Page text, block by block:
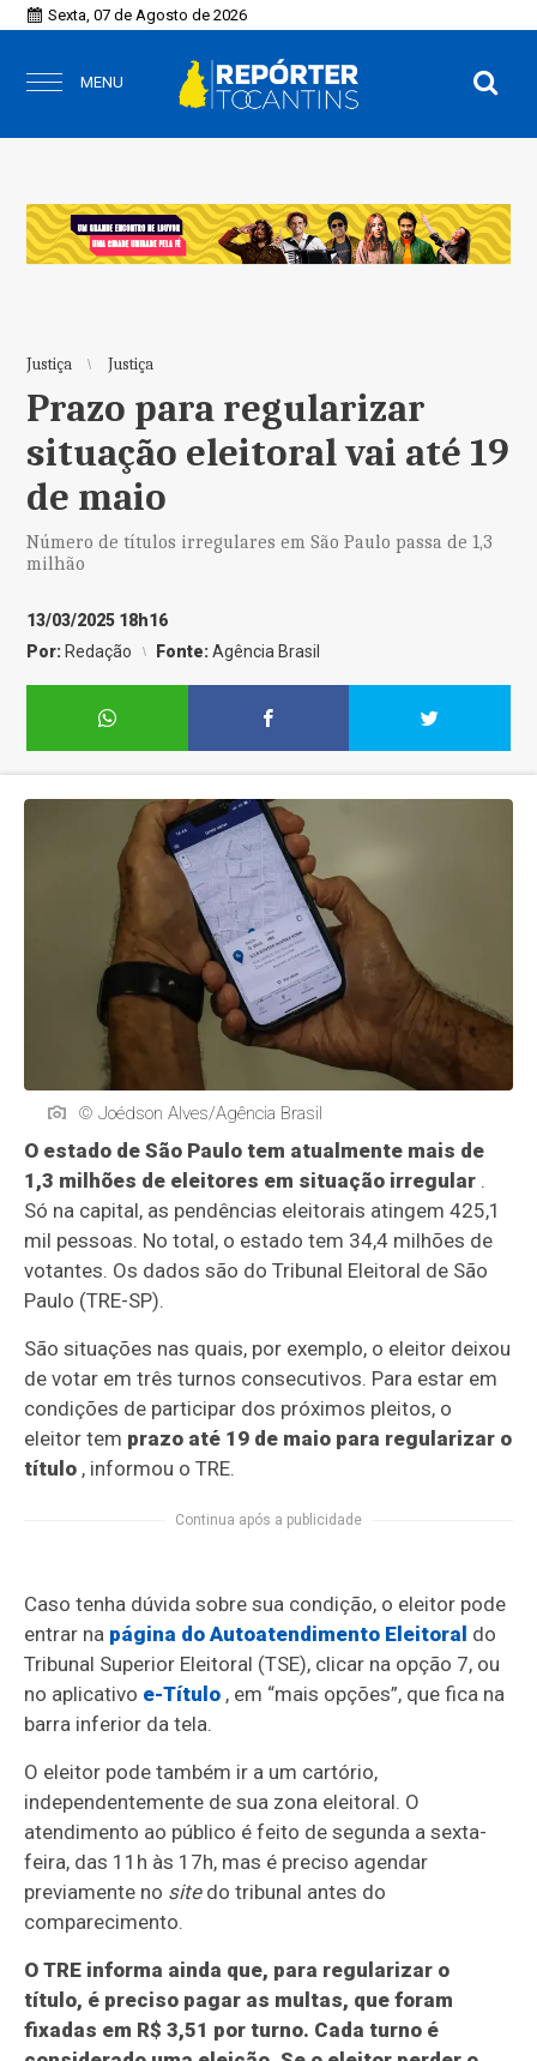
Sexta, 07 de Agosto de 2026
MENU
Justiça Justiça
Prazo para regularizar
situação eleitoral vai até 19
de maio
Número de títulos irregulares em São Paulo passa de 1,3
milhão
13/03/2025 18h16
Por: Redação Fonte:Agência Brasil
© Joédson Alves/Agência Brasil
O estado de São Paulo tem atualmente mais de
1,3 milhões de eleitores em situação irregular .
Só na capital, as pendências eleitorais atingem 425,1
mil pessoas. No total, o estado tem 34,4 milhões de
votantes. Os dados são do Tribunal Eleitoral de São
Paulo (TRE-SP).
São situações nas quais, por exemplo, o eleitor deixou
de votar em três turnos consecutivos. Para estar em
condições de participar dos próximos pleitos, o
eleitor tem prazo até 19 de maio para regularizar o
título , informou o TRE.
Continua após a publicidade
Caso tenha dúvida sobre sua condição, o eleitor pode
entrar na página do Autoatendimento Eleitoral do
Tribunal Superior Eleitoral (TSE), clicar na opção 7, ou
no aplicativo e-Título , em “mais opções”, que fica na
barra inferior da tela.
O eleitor pode também ir a um cartório,
independentemente de sua zona eleitoral. O
atendimento ao público é feito de segunda a sexta-
feira, das 11h às 17h, mas é preciso agendar
previamente no sitedo tribunal antes do
comparecimento.
O TRE informa ainda que, para regularizar o
título, é preciso pagar as multas, que foram
fixadas em R$ 3,51 por turno. Cada turno é